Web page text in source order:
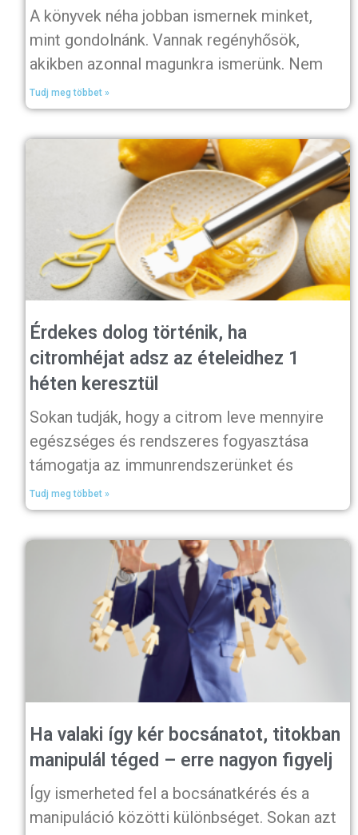
A könyvek néha jobban ismernek minket,
mint gondolnánk. Vannak regényhősök,
akikben azonnal magunkra ismerünk. Nem
Tudj meg többet »
Érdekes dolog történik, ha
citromhéjat adsz az ételeidhez 1
héten keresztül
Sokan tudják, hogy a citrom leve mennyire
egészséges és rendszeres fogyasztása
támogatja az immunrendszerünket és
Tudj meg többet »
Ha valaki így kér bocsánatot, titokban
manipulál téged – erre nagyon figyelj
Így ismerheted fel a bocsánatkérés és a
manipuláció közötti különbséget. Sokan azt